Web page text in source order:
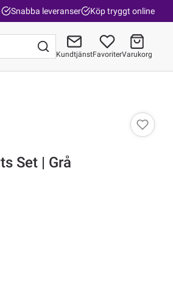
Snabba leveranser Köp tryggt online
KundtjänstFavoriterVarukorg
Set | Grå